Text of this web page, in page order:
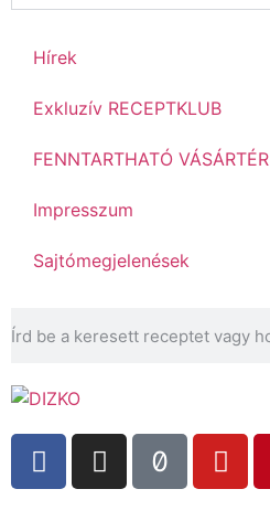
Hírek
Exkluzív RECEPTKLUB
FENNTARTHATÓ VÁSÁRTÉR
Impresszum
Sajtómegjelenések